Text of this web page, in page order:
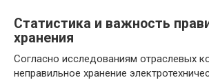
Статистика и важность
хранения
Согласно исследованиям отраслевых
неправильное хранение